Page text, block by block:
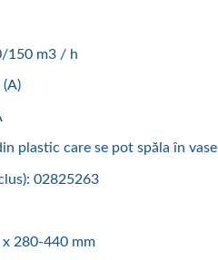
150 m3 / h
plastic care se pot spăla în vase
02825263
x 280-440 mm